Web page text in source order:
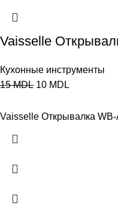
Vaisselle
Кухонные инструменты
15MDL 10 MDL
Vaisselle Открывалка